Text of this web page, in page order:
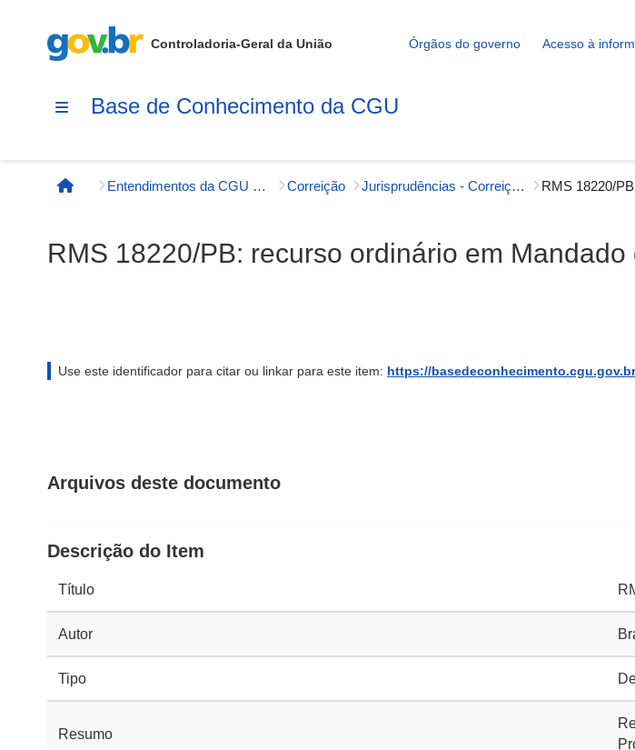
Controladoria-Geral da União Órgãos do governo Acesso à
Base de Conhecimento da CGU
Página inicial
Entendimentos da CGU e órgãos externos Correição Jurisprudências - Correição
RMS 18220/PB: recurso ordinário em
Use este identificador para citar ou linkar para este item: https://
Arquivos deste documento
Descrição do Item
Título
Autor
Tipo
Resumo